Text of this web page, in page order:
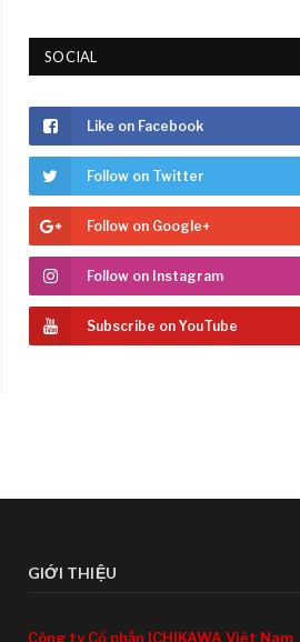
SOCIAL
Like on Facebook
Follow on Twitter
Follow on Google+
Follow on Instagram
Subscribe on YouTube
GIỚI THIỆU
Công ty Cổ phần ICHIKAWA Việt Nam